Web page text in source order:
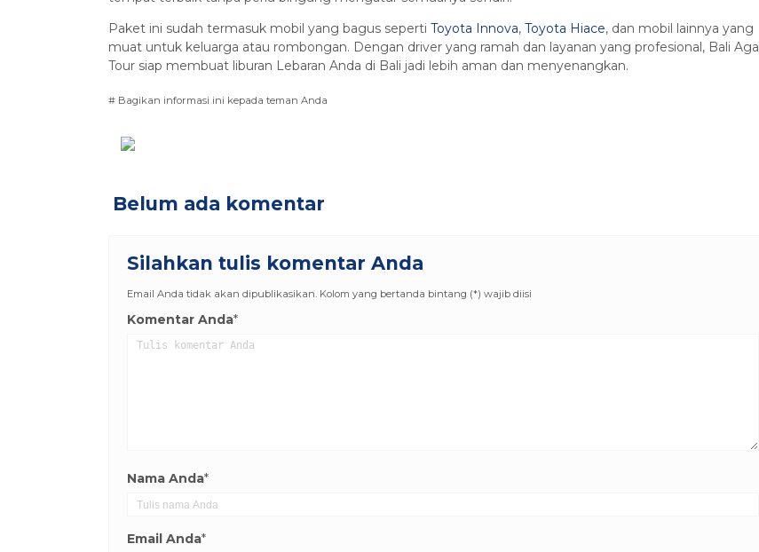
Paket ini sudah termasuk mobil yang bagus seperti Toyota Innova, Toyota Hiace, dan mobil lainnya yang
muat untuk keluarga atau rombongan. Dengan driver yang ramah dan layanan yang profesional, Bali Aga
Tour siap membuat liburan Lebaran Anda di Bali jadi lebih aman dan menyenangkan.
# Bagikan informasi ini kepada teman Anda
Belum ada komentar
Silahkan tulis komentar Anda
Email Anda tidak akan dipublikasikan. Kolom yang bertanda bintang (*) wajib diisi
Komentar Anda*
Nama Anda*
Email Anda*